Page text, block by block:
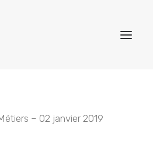
– 02 janvier 2019